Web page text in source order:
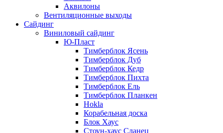
Аквилоны
Вентиляционные выходы
Сайдинг
Виниловый сайдинг
Ю-Пласт
Тимберблок Ясень
Тимберблок Дуб
Тимберблок Кедр
Тимберблок Пихта
Тимберблок Ель
Тимберблок Планкен
Hokla
Корабельная доска
Блок Хаус
Стоун-хаус Сланец